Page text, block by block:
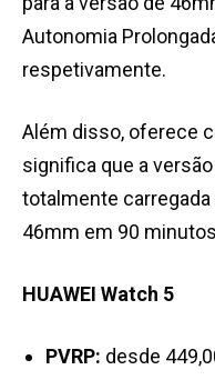
Autonomia
respetivamente.
Além disso, oferece
significa que a
totalmente
46mm em 90
HUAWEI Watch 5
PVRP: desde